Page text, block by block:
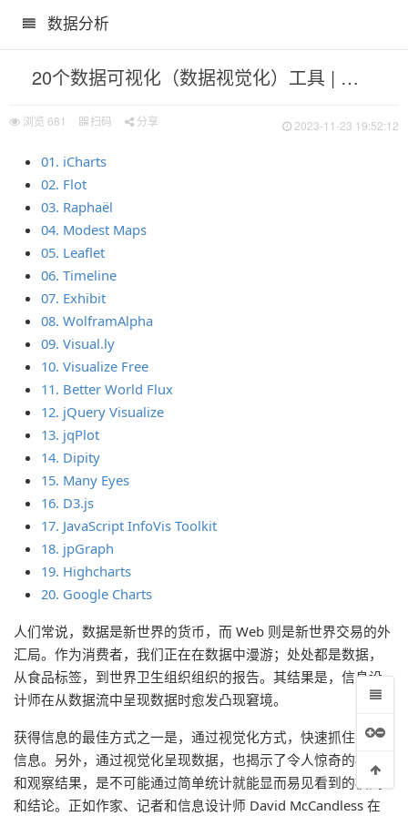
数据分析
20个数据可视化（数据视觉化）工具 | 互联网数据资讯网-199IT | 中文互联网数据研究资讯中心-199IT
浏览 681 扫码 分享 2023-11-23 19:52:12
01. iCharts
02. Flot
03. Raphaël
04. Modest Maps
05. Leaflet
06. Timeline
07. Exhibit
08. WolframAlpha
09. Visual.ly
10. Visualize Free
11. Better World Flux
12. jQuery Visualize
13. jqPlot
14. Dipity
15. Many Eyes
16. D3.js
17. JavaScript InfoVis Toolkit
18. jpGraph
19. Highcharts
20. Google Charts
人们常说，数据是新世界的货币，而 Web 则是新世界交易的外
汇局。作为消费者，我们正在在数据中漫游；处处都是数据，
从食品标签，到世界卫生组织组织的报告。其结果是，信息设
计师在从数据流中呈现数据时愈发凸现窘境。
获得信息的最佳方式之一是，通过视觉化方式，快速抓住要点
信息。另外，通过视觉化呈现数据，也揭示了令人惊奇的模式
和观察结果，是不可能通过简单统计就能显而易见看到的模式
和结论。正如作家、记者和信息设计师 David McCandless 在
-199IT | 中文互联网数据研究资讯中心-199IT
网-199IT | 中文互联网数据研究资讯中心-199IT
讯网-199IT | 中文互联网数据研究资讯中心-199IT
互联网数据研究资讯中心-199IT